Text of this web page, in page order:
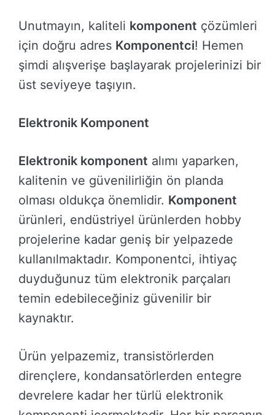
Unutmayın, kaliteli komponent çözümleri
için doğru adres Komponentci! Hemen
şimdi alışverişe başlayarak projelerinizi bir
üst seviyeye taşıyın.
Elektronik Komponent
Elektronik komponent alımı yaparken,
kalitenin ve güvenilirliğin ön planda
olması oldukça önemlidir. Komponent
ürünleri, endüstriyel ürünlerden hobby
projelerine kadar geniş bir yelpazede
kullanılmaktadır. Komponentci, ihtiyaç
duyduğunuz tüm elektronik parçaları
temin edebileceğiniz güvenilir bir
kaynaktır.
Ürün yelpazemiz, transistörlerden
dirençlere, kondansatörlerden entegre
devrelere kadar her türlü elektronik